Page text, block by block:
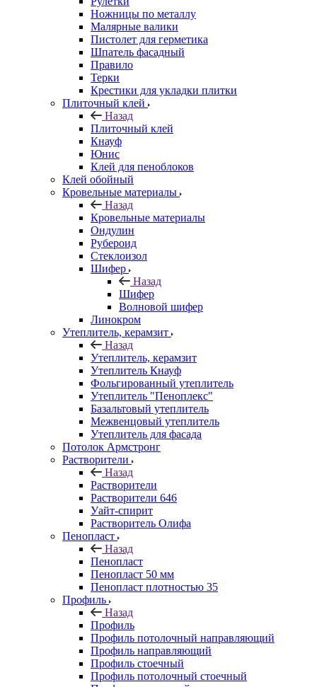
Ножницы по металлу
Малярные валики
Пистолет для герметика
Шпатель фасадный
Правило
Терки
Крестики для укладки плитки
Плиточный клей
Назад
Плиточный клей
Кнауф
Юнис
Клей для пеноблоков
Клей обойный
Кровельные материалы
Назад
Кровельные материалы
Ондулин
Рубероид
Стеклоизол
Шифер
Назад
Шифер
Волновой шифер
Линокром
Утеплитель, керамзит
Назад
Утеплитель, керамзит
Утеплитель Кнауф
Фольгированный утеплитель
Утеплитель "Пеноплекс"
Базальтовый утеплитель
Межвенцовый утеплитель
Утеплитель для фасада
Потолок Армстронг
Растворители
Назад
Растворители
Растворители 646
Уайт-спирит
Растворитель Олифа
Пенопласт
Назад
Пенопласт
Пенопласт 50 мм
Пенопласт плотностью 35
Профиль
Назад
Профиль
Профиль потолочный направляющий
Профиль направляющий
Профиль стоечный
Профиль потолочный стоечный